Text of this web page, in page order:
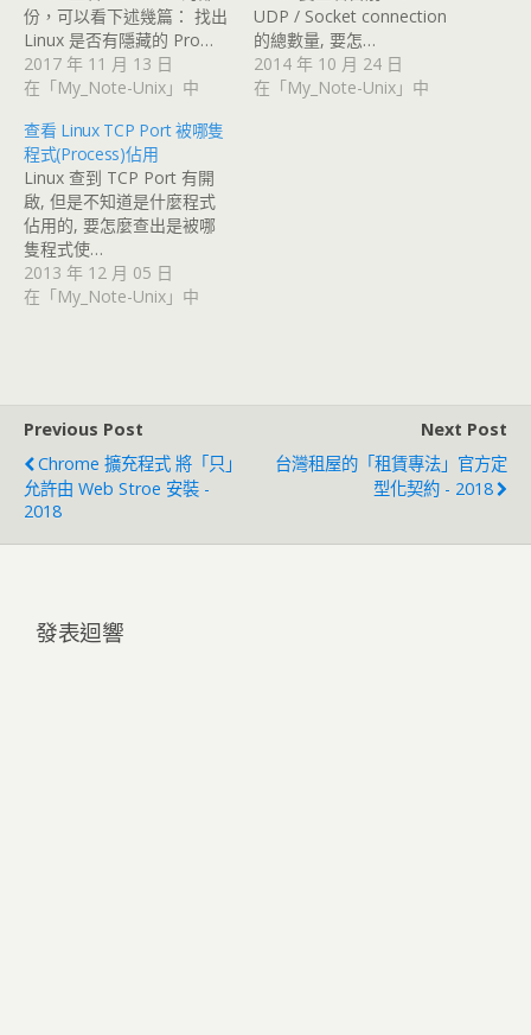
份，可以看下述幾篇： 找出
Linux 是否有隱藏的 Pro…
2017 年 11 月 13 日
在「My_Note-Unix」中
UDP / Socket connection
的總數量, 要怎…
2014 年 10 月 24 日
在「My_Note-Unix」中
查看 Linux TCP Port 被哪隻
程式(Process)佔用
Linux 查到 TCP Port 有開
啟, 但是不知道是什麼程式
佔用的, 要怎麼查出是被哪
隻程式使…
2013 年 12 月 05 日
在「My_Note-Unix」中
Previous Post
Chrome 擴充程式 將「只」
允許由 Web Stroe 安裝 -
2018
Next Post
台灣租屋的「租賃專法」官方定
型化契約 - 2018
發表迴響